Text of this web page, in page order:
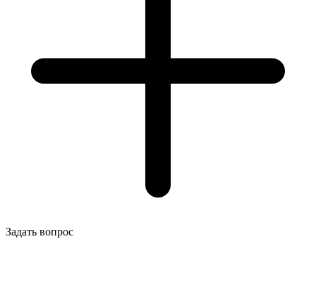
Задать вопрос